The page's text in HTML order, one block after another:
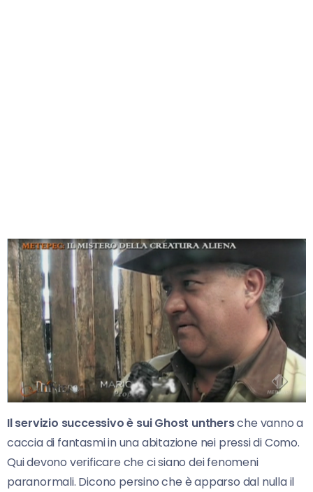
Il servizio successivo è sui Ghost unthersche vanno a
caccia di fantasmi in una abitazione nei pressi di Como.
Qui devono verificare che ci siano dei fenomeni
paranormali. Dicono persino che è apparso dal nulla il